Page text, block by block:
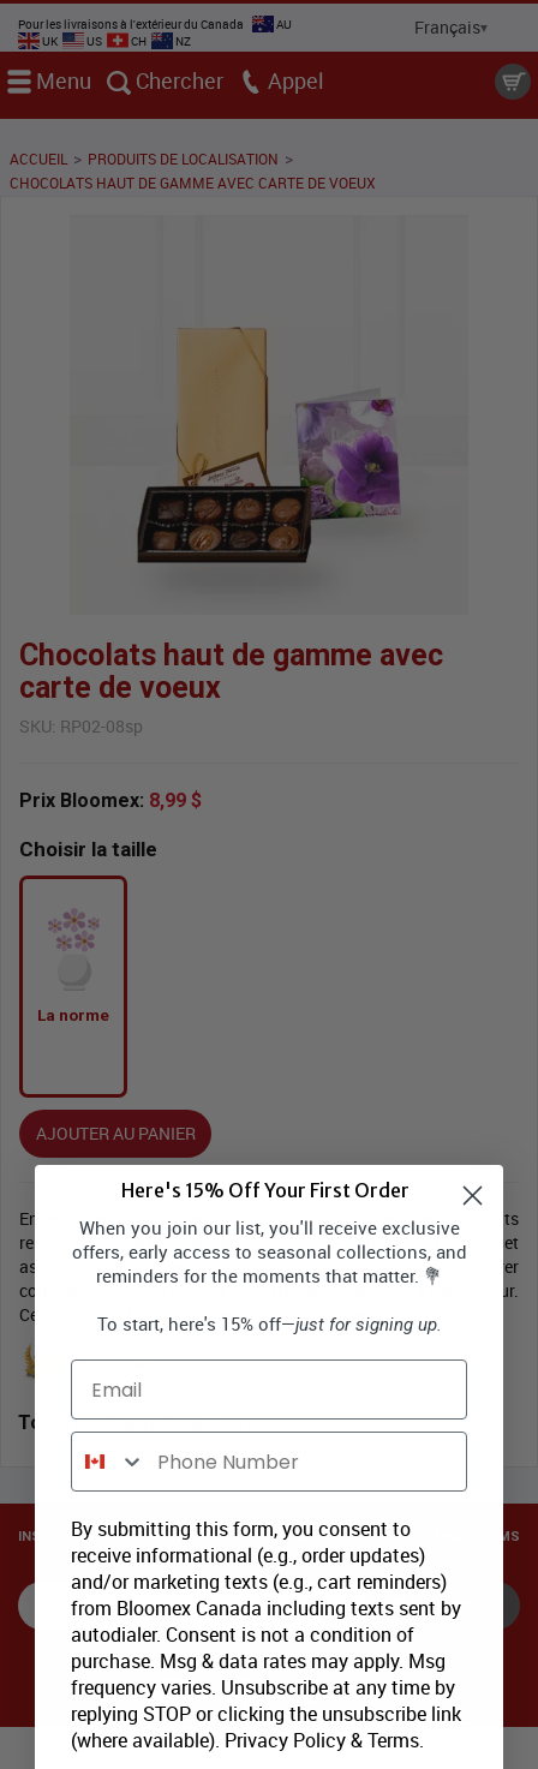
Pour les livraisons à l'extérieur du Canada
AU
UK
US CH NZ
Menu Chercher Appel
ACCUEIL > PRODUITS DE LOCALISATION >
CHOCOLATS HAUT DE GAMME AVEC CARTE DE VOEUX
Chocolats haut de gamme avec
carte de voeux
SKU: RP02-08sp
Prix Bloomex: 8,99 $
Choisir la taille
La norme
AJOUTER AU PANIER
Enveloppée dans un papier doré, la boîte contient des chocolats
remplies de crèmes, des truffes, du chocolat noir et plus. Cet
assortiment Bloomex élégant est une façon parfaite de montrer
combien vous vous souciez de cette personne chère à votre coeur.
Cette composition vient avec une carte de voeux.
Touches Supplémentaires
INSCRIVEZ-VOUS POUR RECEVOIR DES OFFRES SPÉCIALES via E-MAIL ET SMS
SOUSCRIRE
Major Canadian Flower Delivery Areas:
Here's 15% Off Your First Order
When you join our list, you'll receive exclusive
offers, early access to seasonal collections, and
reminders for the moments that matter. 💐
To start, here's 15% off—just for signing up.
Email
Phone Number
By submitting this form, you consent to
receive informational (e.g., order updates)
and/or marketing texts (e.g., cart reminders)
from Bloomex Canada including texts sent by
autodialer. Consent is not a condition of
purchase. Msg & data rates may apply. Msg
frequency varies. Unsubscribe at any time by
replying STOP or clicking the unsubscribe link
(where available). Privacy Policy&Terms.